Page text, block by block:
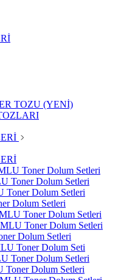
TOZU (YENİ)
Toner Dolum Setleri
Toner Dolum Setleri
Dolum Setleri
Dolum Setleri
Toner Dolum Setleri
Toner Dolum Setleri
Dolum Setleri
Toner Dolum Seti
Toner Dolum Setleri
Dolum Setleri